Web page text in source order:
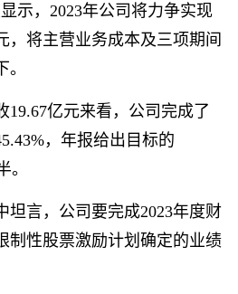
示，2023年公司将力争实现
，将主营业务成本及三项期间
19.67亿元来看，公司完成了
，年报给出目标的
。
坦言，公司要完成2023年度财
制性股票激励计划确定的业绩